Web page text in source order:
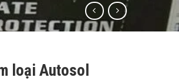
loại Autosol